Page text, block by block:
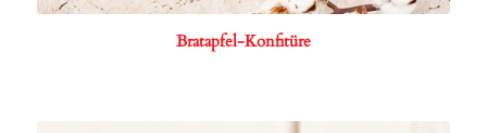
Bratapfel-Konfitüre